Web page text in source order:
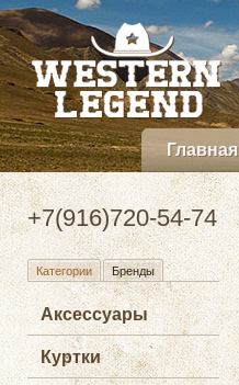
Главная
+7(916)720-54-74
Категории Бренды
Аксессуары
Куртки